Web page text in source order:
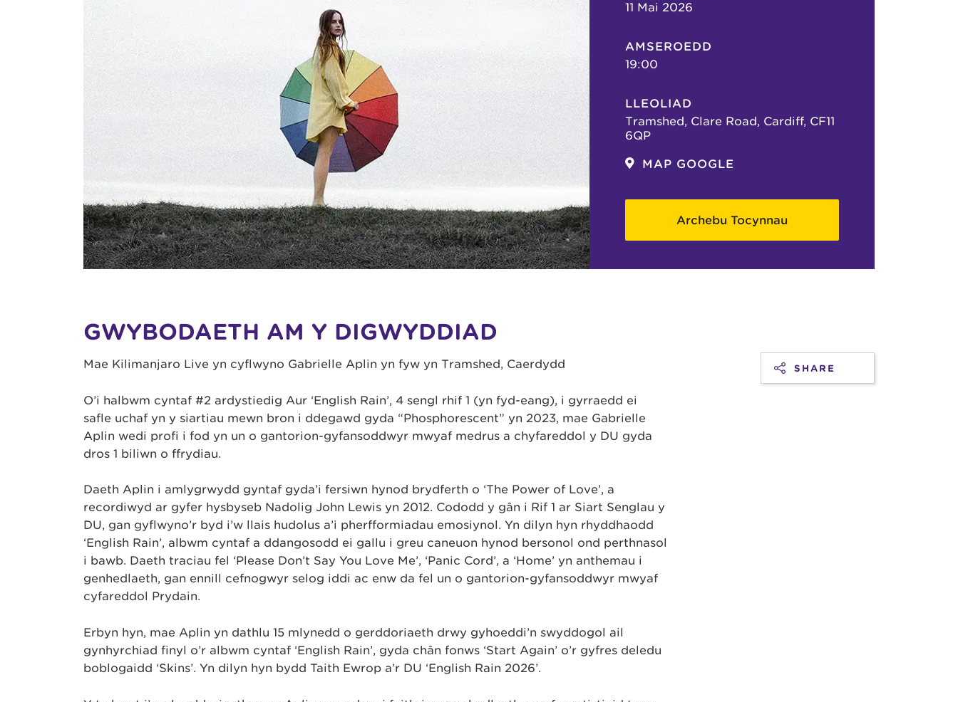
11 Mai 2026
AMSEROEDD
19:00
LLEOLIAD
Tramshed, Clare Road, Cardiff, CF11
6QP
MAP GOOGLE
Archebu Tocynnau
GWYBODAETH AM Y DIGWYDDIAD
Mae Kilimanjaro Live yn cyflwyno Gabrielle Aplin yn fyw yn Tramshed, Caerdydd
O’i halbwm cyntaf #2 ardystiedig Aur ‘English Rain’, 4 sengl rhif 1 (yn fyd-eang), i gyrraedd ei
safle uchaf yn y siartiau mewn bron i ddegawd gyda “Phosphorescent” yn 2023, mae Gabrielle
Aplin wedi profi i fod yn un o gantorion-gyfansoddwyr mwyaf medrus a chyfareddol y DU gyda
dros 1 biliwn o ffrydiau.
Daeth Aplin i amlygrwydd gyntaf gyda’i fersiwn hynod brydferth o ‘The Power of Love’, a
recordiwyd ar gyfer hysbyseb Nadolig John Lewis yn 2012. Cododd y gân i Rif 1 ar Siart Senglau y
DU, gan gyflwyno’r byd i’w llais hudolus a’i pherfformiadau emosiynol. Yn dilyn hyn rhyddhaodd
‘English Rain’, albwm cyntaf a ddangosodd ei gallu i greu caneuon hynod bersonol ond perthnasol
i bawb. Daeth traciau fel ‘Please Don’t Say You Love Me’, ‘Panic Cord’, a ‘Home’ yn anthemau i
genhedlaeth, gan ennill cefnogwyr selog iddi ac enw da fel un o gantorion-gyfansoddwyr mwyaf
cyfareddol Prydain.
Erbyn hyn, mae Aplin yn dathlu 15 mlynedd o gerddoriaeth drwy gyhoeddi’n swyddogol ail
gynhyrchiad finyl o’r albwm cyntaf ‘English Rain’, gyda chân fonws ‘Start Again’ o’r gyfres deledu
boblogaidd ‘Skins’. Yn dilyn hyn bydd Taith Ewrop a’r DU ‘English Rain 2026’.
SHARE